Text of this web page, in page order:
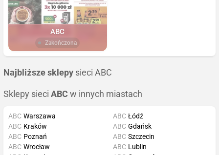
ABC
Zakończona
Najbliższe sklepy sieci ABC
Sklepy sieci ABC w innych miastach
ABC Warszawa
ABC Kraków
ABC Poznań
ABC Wrocław
ABC Łódź
ABC Gdańsk
ABC Szczecin
ABC Lublin